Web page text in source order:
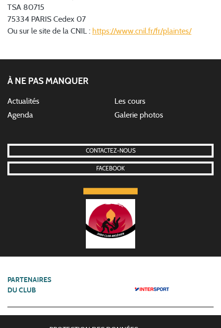
TSA 80715
75334 PARIS Cedex 07
Ou sur le site de la CNIL : https://www.cnil.fr/fr/plaintes/
À NE PAS MANQUER
Actualités
Agenda
Les cours
Galerie photos
CONTACTEZ-NOUS
FACEBOOK
PARTENAIRES
DU CLUB